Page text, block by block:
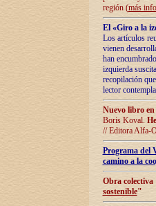
región (más
El «Giro a la
Los artículos
vienen
han
izquierda
recopilación
lector
Nuevo libro
Boris Koval.
// Editora Alfa-
Programa del
camino a la
Obra
sostenible"